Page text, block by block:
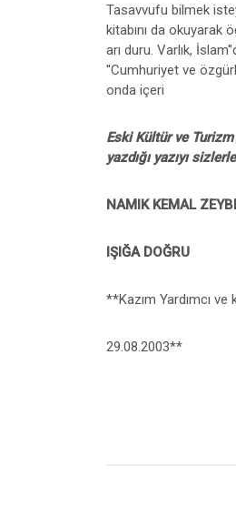
Tasavvufu bilmek
kitabını da okuyarak
arı duru. Varlık,
''Cumhuriyet ve
onda içeri
Eski Kültür ve Turizm
yazdığı yazıyı
NAMIK KEMAL
IŞIĞA DOĞRU
**Kazım Yardımcı ve
29.08.2003**